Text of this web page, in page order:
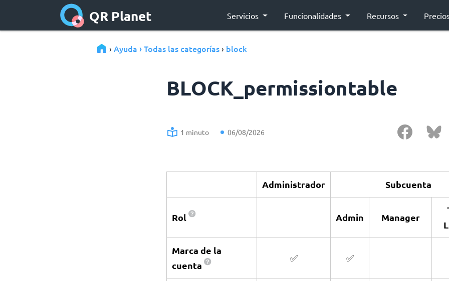
QR Planet Servicios Funcionalidades Recursos
› Ayuda › Todas las categorías › block
BLOCK_permissiontable
1 minuto 06/08/2026
Administrador Subcuenta
Rol Admin Manager
Marca de la
cuenta
✅ ✅